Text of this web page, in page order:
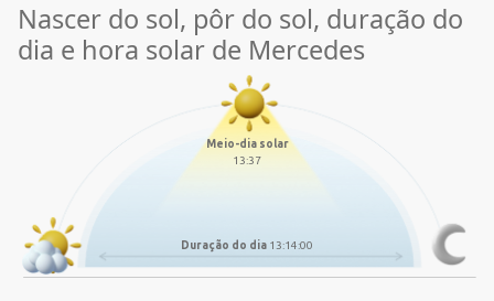
Nascer do sol, pôr do sol, duração do
dia e hora solar de Mercedes
Meio-dia solar
13:37
Duração do dia 13:14:00